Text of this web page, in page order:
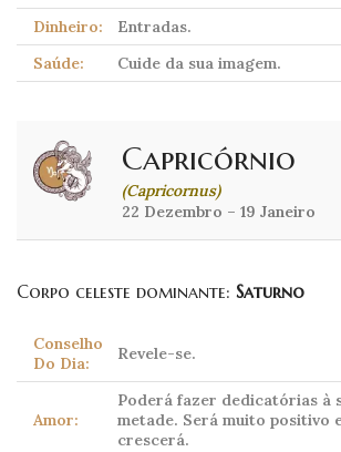
Dinheiro:
Entradas.
Saúde:
Cuide da sua imagem.
Capricórnio
(Capricornus)
22 Dezembro – 19 Janeiro
Corpo celeste dominante: Saturno
Conselho
Do Dia:
Revele-se.
Amor:
Poderá fazer dedicatórias à
metade. Será muito positivo
crescerá.